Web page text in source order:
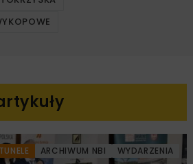
TUNELE ARCHIWUM NBI WYDARZENIA